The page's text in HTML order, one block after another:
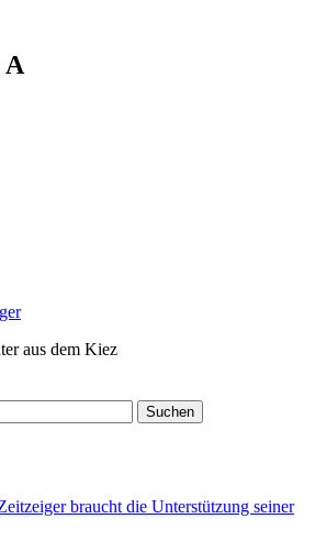
A
aus dem Kiez